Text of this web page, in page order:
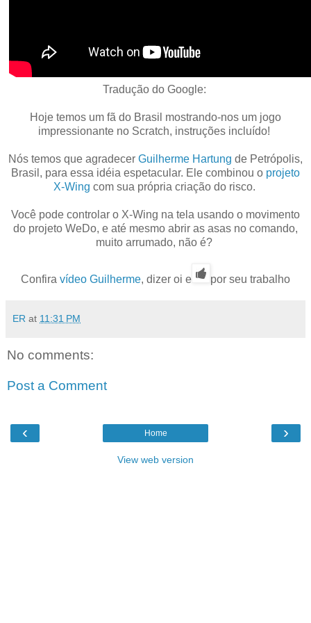
Tradução do Google:
Hoje temos um fã do Brasil mostrando-nos um jogo
impressionante no Scratch, instruções incluído!
Nós temos que agradecer Guilherme Hartung de Petrópolis,
Brasil, para essa idéia espetacular. Ele combinou o projeto
X-Wing com sua própria criação do risco.
Você pode controlar o X-Wing na tela usando o movimento
do projeto WeDo, e até mesmo abrir as asas no comando,
muito arrumado, não é?
Confira vídeo Guilherme, dizer oi e por seu trabalho
ER at 11:31 PM
No comments:
Post a Comment
‹ ›
Home
View web version